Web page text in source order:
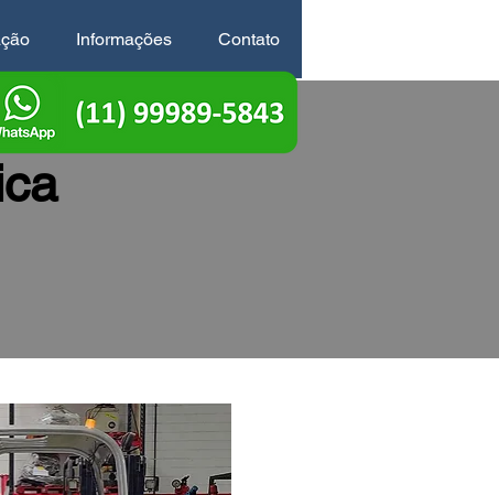
Informações Contato